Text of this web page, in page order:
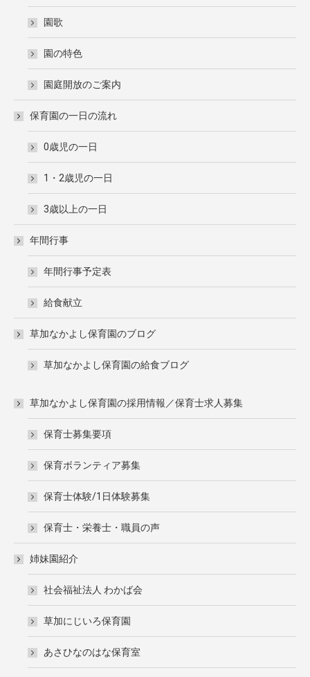
園歌
園の特色
園庭開放のご案内
保育園の一日の流れ
0歳児の一日
1・2歳児の一日
3歳以上の一日
年間行事
年間行事予定表
給食献立
草加なかよし保育園のブログ
草加なかよし保育園の給食ブログ
草加なかよし保育園の採用情報／保育士求人募集
保育士募集要項
保育ボランティア募集
保育士体験/1日体験募集
保育士・栄養士・職員の声
姉妹園紹介
社会福祉法人 わかば会
草加にじいろ保育園
あさひなのはな保育室